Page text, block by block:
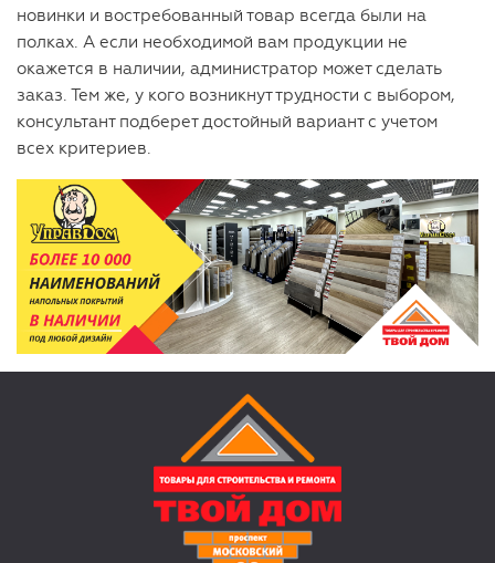
новинки и востребованный товар всегда были на
полках. А если необходимой вам продукции не
окажется в наличии, администратор может сделать
заказ. Тем же, у кого возникнут трудности с выбором,
консультант подберет достойный вариант с учетом
всех критериев.